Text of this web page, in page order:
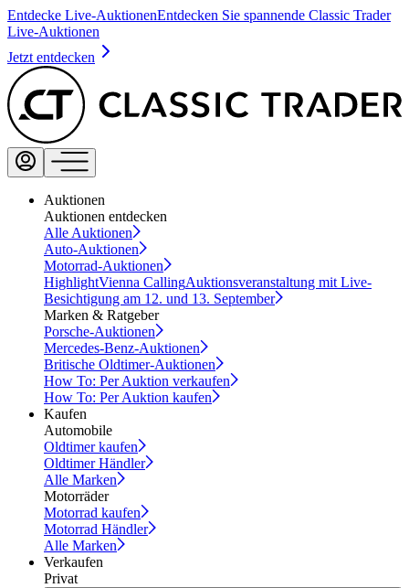
Entdecke Live-AuktionenEntdecken Sie spannende Classic Trader
Live-Auktionen
Jetzt entdecken
Auktionen
Auktionen entdecken
Alle Auktionen
Auto-Auktionen
Motorrad-Auktionen
HighlightVienna CallingAuktionsveranstaltung mit Live-
Besichtigung am 12. und 13. September
Marken & Ratgeber
Porsche-Auktionen
Mercedes-Benz-Auktionen
Britische Oldtimer-Auktionen
How To: Per Auktion verkaufen
How To: Per Auktion kaufen
Kaufen
Automobile
Oldtimer kaufen
Oldtimer Händler
Alle Marken
Motorräder
Motorrad kaufen
Motorrad Händler
Alle Marken
Verkaufen
Privat